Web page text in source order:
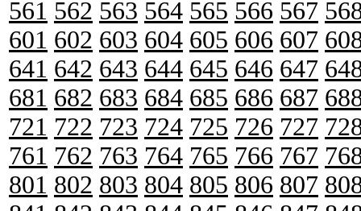
561 562 563 564 565 566 567
601 602 603 604 605 606 607
641 642 643 644 645 646 647
681 682 683 684 685 686 687
721 722 723 724 725 726 727
761 762 763 764 765 766 767
801 802 803 804 805 806 807